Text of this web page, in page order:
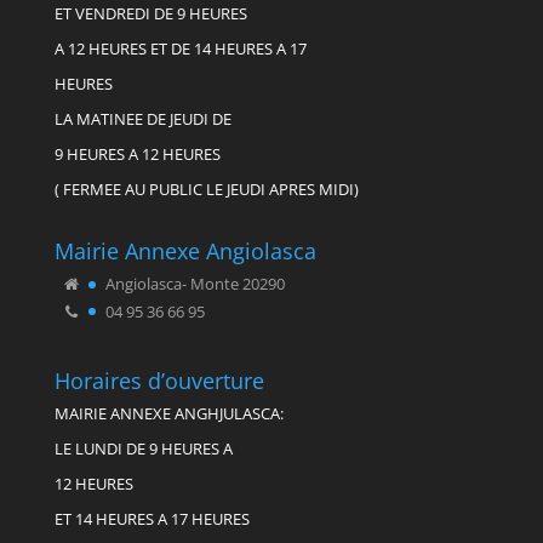
ET VENDREDI DE 9 HEURES
A 12 HEURES ET DE 14 HEURES A 17
HEURES
LA MATINEE DE JEUDI DE
9 HEURES A 12 HEURES
( FERMEE AU PUBLIC LE JEUDI APRES MIDI)
Mairie Annexe Angiolasca
Angiolasca- Monte 20290
04 95 36 66 95
Horaires d’ouverture
MAIRIE ANNEXE ANGHJULASCA:
LE LUNDI DE 9 HEURES A
12 HEURES
ET 14 HEURES A 17 HEURES